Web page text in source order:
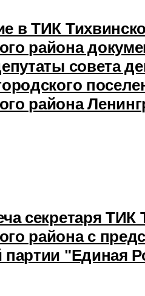
в ТИК
района
совета
района
секретаря ТИК
района с
партии "Единая